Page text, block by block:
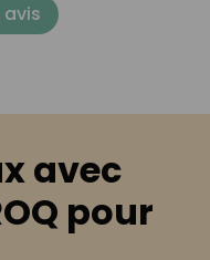
avis
avec
pour